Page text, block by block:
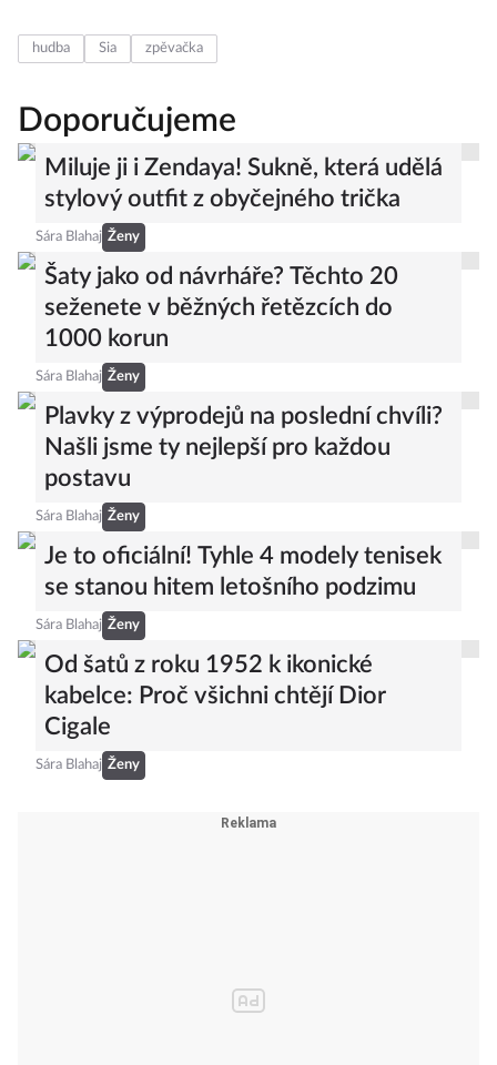
hudba Sia zpěvačka
Doporučujeme
Miluje ji i Zendaya! Sukně, která udělá
stylový outfit z obyčejného trička
Sára Blahaj Ženy
Šaty jako od návrháře? Těchto 20
seženete v běžných řetězcích do
1000 korun
Sára Blahaj Ženy
Plavky z výprodejů na poslední chvíli?
Našli jsme ty nejlepší pro každou
postavu
Sára Blahaj Ženy
Je to oficiální! Tyhle 4 modely tenisek
se stanou hitem letošního podzimu
Sára Blahaj Ženy
Od šatů z roku 1952 k ikonické
kabelce: Proč všichni chtějí Dior
Cigale
Sára Blahaj Ženy